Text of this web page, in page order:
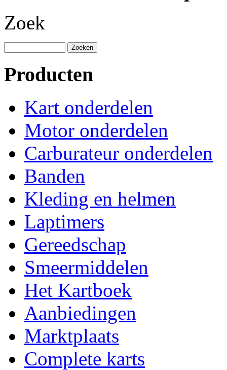
Zoek
Producten
Kart onderdelen
Motor onderdelen
Carburateur onderdelen
Banden
Kleding en helmen
Laptimers
Gereedschap
Smeermiddelen
Het Kartboek
Aanbiedingen
Marktplaats
Complete karts